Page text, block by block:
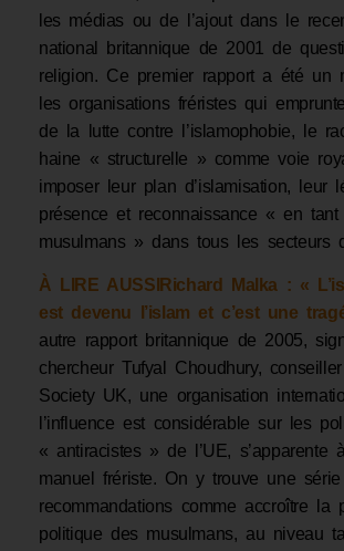
les médias ou de l’ajout dans le
national britannique de 2001 de
religion. Ce premier rapport a été un
les organisations fréristes qui
de la lutte contre l’islamophobie, le
haine « structurelle » comme voie
imposer leur plan d’islamisation, leur
présence et reconnaissance « en tant
musulmans » dans tous les secteurs
À LIRE AUSSI Richard Malka : «
est devenu l’islam et c’est une
autre rapport britannique de 2005,
chercheur Tufyal Choudhury,
Society UK, une organisation
l’influence est considérable sur les
« antiracistes » de l’UE, s’apparente
manuel frériste. On y trouve une
recommandations comme accroître la
politique des musulmans, au niveau